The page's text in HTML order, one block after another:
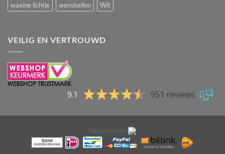
waxine lichtje
wensballon Wit
VEILIG EN VERTROUWD
9.1 951 reviews
lampionnen